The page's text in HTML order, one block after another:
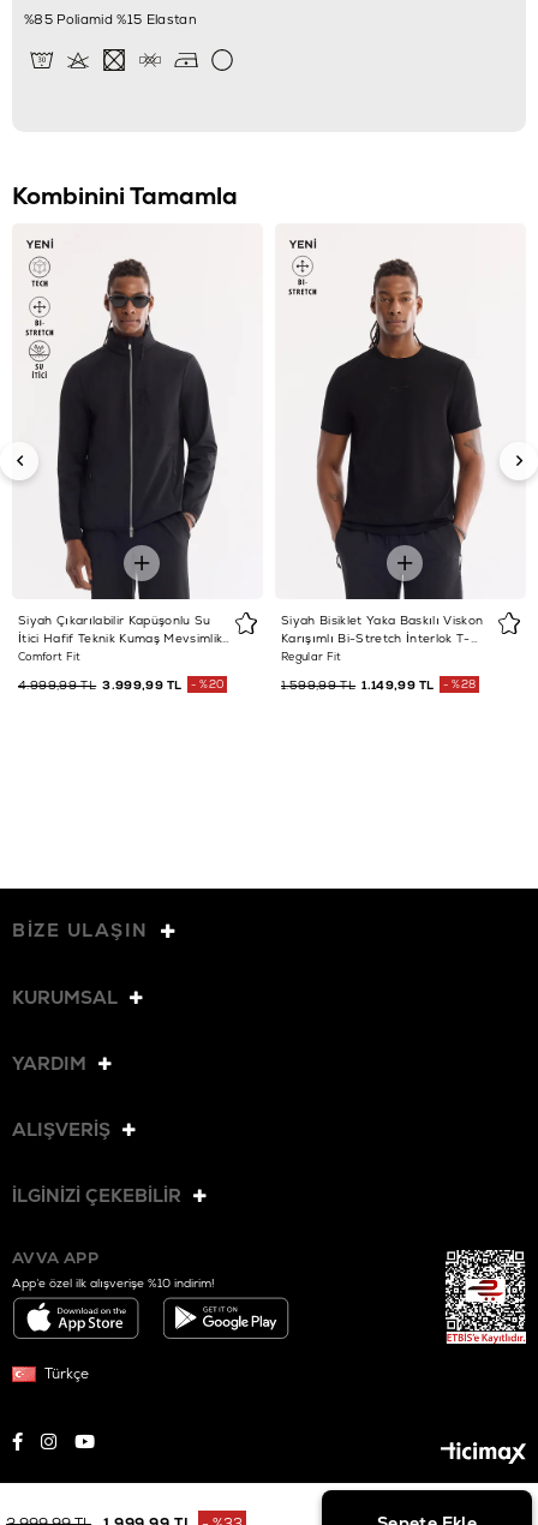
%85 Poliamid %15 Elastan
Kombinini Tamamla
Siyah Çıkarılabilir Kapüşonlu Su
İtici Hafif Teknik Kumaş Mevsimlik
Mont
Comfort Fit
3.999,99 TL
4.999,99 TL %20
Siyah Bisiklet Yaka Baskılı Viskon
Karışımlı Bi-Stretch İnterlok T-
Shirt
Regular Fit
1.149,99 TL
1.599,99 TL %28
BİZE ULAŞIN
KURUMSAL
YARDIM
ALIŞVERİŞ
İLGİNİZİ ÇEKEBİLİR
AVVA APP
App’e özel ilk alışverişe %10 indirim!
Türkçe